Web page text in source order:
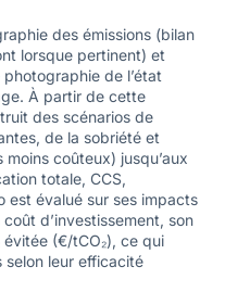
des émissions (bilan
lorsque pertinent) et
de l’état
À partir de cette
des scénarios de
de la sobriété et
coûteux) jusqu’aux
totale, CCS,
est évalué sur ses impacts
d’investissement, son
(€/tCO₂), ce qui
selon leur efficacité